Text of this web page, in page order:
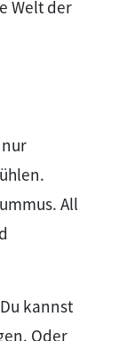
Welt der
All
kannst
Oder